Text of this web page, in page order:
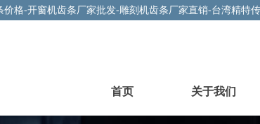
格-开窗机齿条厂家批发-雕刻机齿条厂家直销-台湾精特
首页 关于我们